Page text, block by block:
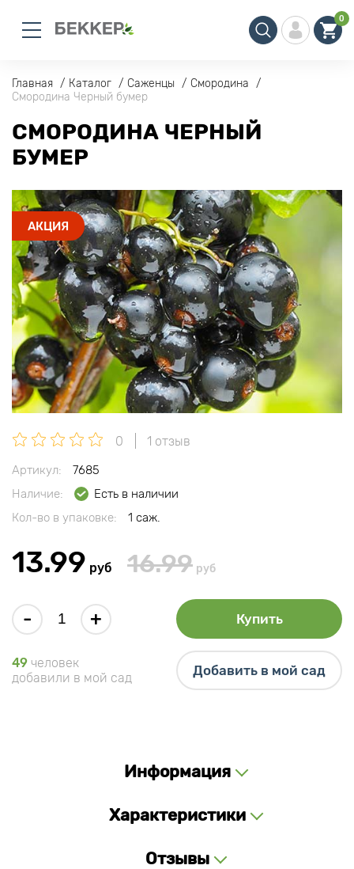
0
Главная Каталог Саженцы
Смородина
Смородина Черный бумер
СМОРОДИНА ЧЕРНЫЙ
БУМЕР
АКЦИЯ
0 1 отзыв
Артикул:
7685
Наличие:
Есть в наличии
Кол-во в упаковке:
1 саж.
13.99 руб 16.99 руб
- + Купить
49 человек
добавили в мой сад
Добавить в мой сад
Информация
Характеристики
Отзывы